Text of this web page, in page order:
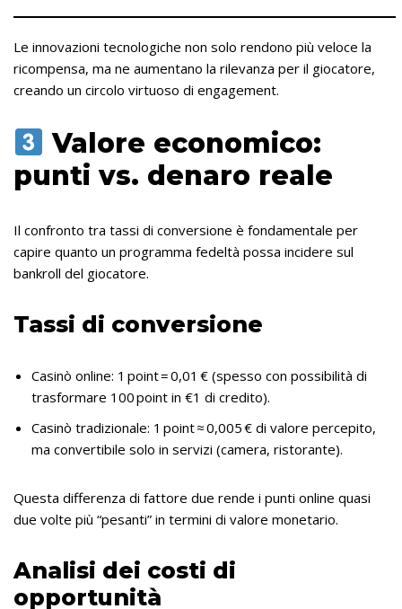
Le innovazioni tecnologiche non solo rendono più veloce la
ricompensa, ma ne aumentano la rilevanza per il giocatore,
creando un circolo virtuoso di engagement.
Valore economico:
punti vs. denaro reale
Il confronto tra tassi di conversione è fondamentale per
capire quanto un programma fedeltà possa incidere sul
bankroll del giocatore.
Tassi di conversione
Casinò online: 1 point = 0,01 € (spesso con possibilità di
trasformare 100 point in €1 di credito).
Casinò tradizionale: 1 point ≈ 0,005 € di valore percepito,
ma convertibile solo in servizi (camera, ristorante).
Questa differenza di fattore due rende i punti online quasi
due volte più “pesanti” in termini di valore monetario.
Analisi dei costi di
opportunità